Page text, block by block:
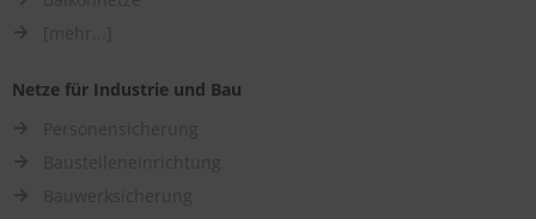
Netze für Industrie und Bau